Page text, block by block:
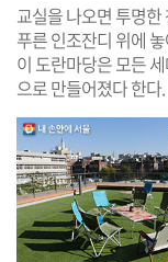
교실을 나오면 투명
푸른 인조잔디 위에
이 도란마당은 모든
으로 만들어졌다 한다.